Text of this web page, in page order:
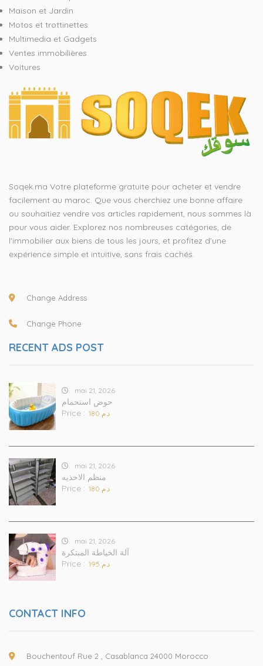
Maison et Jardin
Motos et trottinettes
Multimedia et Gadgets
Ventes immobilières
Voitures
Soqek.ma Votre plateforme gratuite pour acheter et vendre
facilement au maroc. Que vous cherchiez une bonne affaire
ou souhaitiez vendre vos articles rapidement, nous sommes là
pour vous aider. Explorez nos nombreuses catégories, de
l'immobilier aux biens de tous les jours, et profitez d'une
expérience simple et intuitive, sans frais cachés.
Change Address
Change Phone
RECENT ADS POST
mai 21, 2026
حوض استحمام
Price :
.د.م 180
mai 21, 2026
منظم الاحذيه
Price :
.د.م 180
mai 21, 2026
آلة الخياطة المبتكرة
Price :
.د.م 195
CONTACT INFO
Bouchentouf Rue 2 , Casablanca 24000 Morocco